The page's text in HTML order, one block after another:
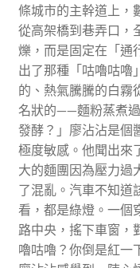
條城市的主幹道上，
從高架橋到巷弄口，
爍，而是固定在「通
出了那種「咕嚕咕嚕
的、熱氣騰騰的白霧
名狀的——麵粉蒸煮
發酵？」廖沾沾是個
極度敏感。他聞出來
大的麵團因為壓力過
了混亂。汽車不知道
看，都是綠燈。一個
路中央，搖下車窗，
嚕咕嚕？你倒是紅一